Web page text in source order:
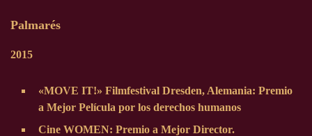
Palmarés
2015
«MOVE IT!» Filmfestival Dresden, Alemania: Premio
a Mejor Película por los derechos humanos
Cine WOMEN: Premio a Mejor Director.